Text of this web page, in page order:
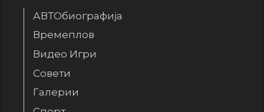
АВТОбиографија
Времеплов
Видео Игри
Совети
Галерии